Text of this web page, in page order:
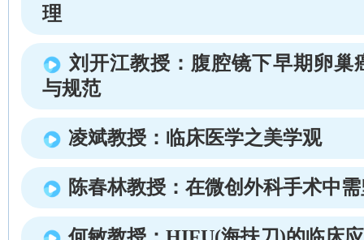
理
刘开江教授：腹腔镜下早期卵巢
与规范
凌斌教授：临床医学之美学观
陈春林教授：在微创外科手术中